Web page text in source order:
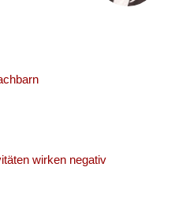
wirken negativ